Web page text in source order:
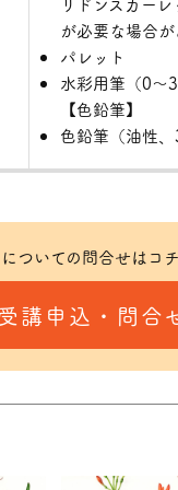
が必要な場合
パレット
水彩用筆（0～
【色鉛筆】
色鉛筆（油性、
ついての問合せはコ
講申込・問合